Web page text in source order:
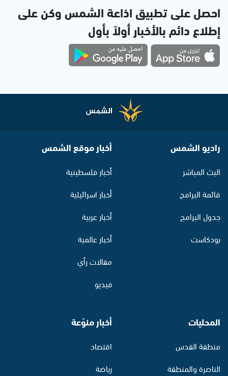
احصل على تطبيق اذاعة الشمس وكن على
إطلاع دائم بالأخبار أولاً بأول
راديو الشمس
البث المباشر
قائمة البرامج
جدول البرامج
بودكاست
أخبار موقع الشمس
أخبار فلسطينية
أخبار اسرائيلية
أخبار عربية
أخبار عالمية
مقالات رأي
فيديو
المحليات
منطقة القدس
الناصرة والمنطقة
أخبار منوّعة
اقتصاد
رياضة